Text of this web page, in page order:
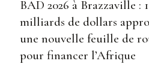
BAD 2026 à Brazzaville :
milliards de dollars
une nouvelle feuille de
pour financer l’Afrique